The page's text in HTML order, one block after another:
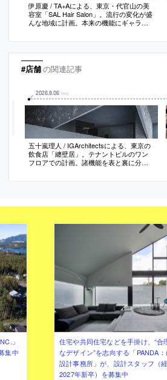
伊原慶 / TA+Aによる、東京・代官山の美
容室「SAL Hair Salon」。流行の変化が盛
んな地域に計画。本来の機能にギャラリ
した“彫塑性”を“敢えて直截的”に什器等で
答する柔軟な空間を作る
#店舗の関連記事
2026.8.06 THU
五十嵐理人 / IGArchitectsによる、東京の
飲食店「纏壁居」。テナントビルのワン
フロアでの計画。諸機能を表と裏に分断
つの連続した壁”で構成する空間を考案。
」
集中
住宅や共同住宅などを手掛け、“合
なデザイン”を志向する「PANDA
設計事務所」が、設計スタッフ（
2027年新卒）を募集中